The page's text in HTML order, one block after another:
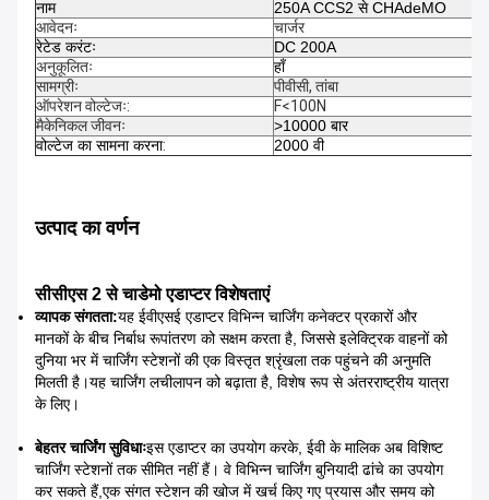
नाम
250A CCS2 से CHAdeMO
आवेदनः
चार्जर
रेटेड करंटः
DC 200A
अनुकूलितः
हाँ
सामग्रीः
पीवीसी, तांबा
ऑपरेशन वोल्टेजः:
F<100N
मैकेनिकल जीवनः
>10000 बार
वोल्टेज का सामना करना: 2000 वी
उत्पाद का वर्णन
सीसीएस 2 से चाडेमो एडाप्टर विशेषताएं
व्यापक संगतता:यह ईवीएसई एडाप्टर विभिन्न चार्जिंग कनेक्टर प्रकारों और
मानकों के बीच निर्बाध रूपांतरण को सक्षम करता है, जिससे इलेक्ट्रिक वाहनों को
दुनिया भर में चार्जिंग स्टेशनों की एक विस्तृत श्रृंखला तक पहुंचने की अनुमति
मिलती है।यह चार्जिंग लचीलापन को बढ़ाता है, विशेष रूप से अंतरराष्ट्रीय यात्रा
के लिए।
बेहतर चार्जिंग सुविधाःइस एडाप्टर का उपयोग करके, ईवी के मालिक अब विशिष्ट
चार्जिंग स्टेशनों तक सीमित नहीं हैं। वे विभिन्न चार्जिंग बुनियादी ढांचे का उपयोग
कर सकते हैं,एक संगत स्टेशन की खोज में खर्च किए गए प्रयास और समय को